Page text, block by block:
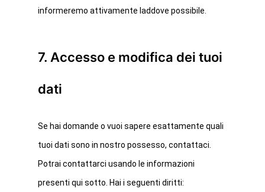
informeremo attivamente laddove possibile.
7. Accesso e modifica dei tuoi
dati
Se hai domande o vuoi sapere esattamente quali
tuoi dati sono in nostro possesso, contattaci.
Potrai contattarci usando le informazioni
presenti qui sotto. Hai i seguenti diritti: